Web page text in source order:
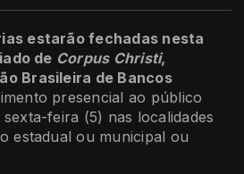
estarão fechadas nesta
de Corpus Christi,
Brasileira de Bancos
presencial ao público
feira (5) nas localidades
estadual ou municipal ou